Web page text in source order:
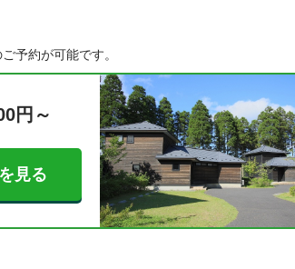
予約が可能です。
円～
見る